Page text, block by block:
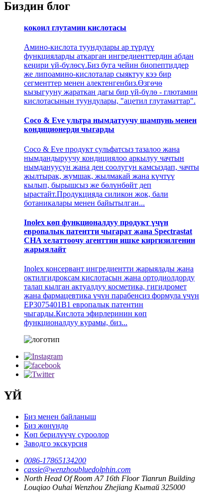
Биздин блог
кокоил глутамин кислотасы
Амино-кислота туундулары ар түрдүү
функцияларды аткарган ингредиенттердин абдан
кеңири үй-бүлөсү.Биз буга чейин биопептиддер
же липоамино-кислоталар сыяктуу кээ бир
сегменттер менен алектенгенбиз.Өзгөчө
кызыгууну жараткан дагы бир үй-бүлө - глютамин
кислотасынын туундулары, "ацетил глутаматтар".
Coco & Eve ультра нымдатуучу шампунь менен
кондиционерди чыгарды
Coco & Eve продукт сульфатсыз тазалоо жана
нымдандыруучу кондициялоо аркылуу чачтын
нымдануусун жана ден соолугун камсыздап, чачты
жылтырак, жумшак, жылмакай жана күчтүү
кылып, бырышсыз же бөлүнбөйт деп
ырастайт.Продукцияда силикон жок, бали
ботаникалары менен байытылган...
Inolex көп функционалдуу продукт үчүн
европалык патентти чыгарат жана Spectrastat
CHA хелаттоочу агенттин ишке киргизилгенин
жарыялайт
Inolex консервант ингредиентти жарыялады жана
октилгидроксам кислотасын жана ортодиолдорду
талап кылган актуалдуу косметика, гигидромет
жана фармацевтика үчүн парабенсиз формула үчүн
EP3075401B1 европалык патентин
чыгарды.Кислота эфирлеринин көп
функционалдуу курамы, биз...
ҮЙ
Биз менен байланыш
Биз жөнүндө
Көп берилүүчү суроолор
Заводго экскурсия
0086-17865134200
cassie@wenzhoubluedolphin.com
North Head Of Room A7 16th Floor Tianrun Building
Louqiao Ouhai Wenzhou Zhejiang Кытай 325000